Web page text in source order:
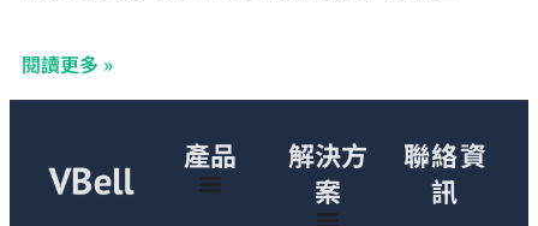
閱讀更多 »
產品
解決方
案
聯絡資
訊